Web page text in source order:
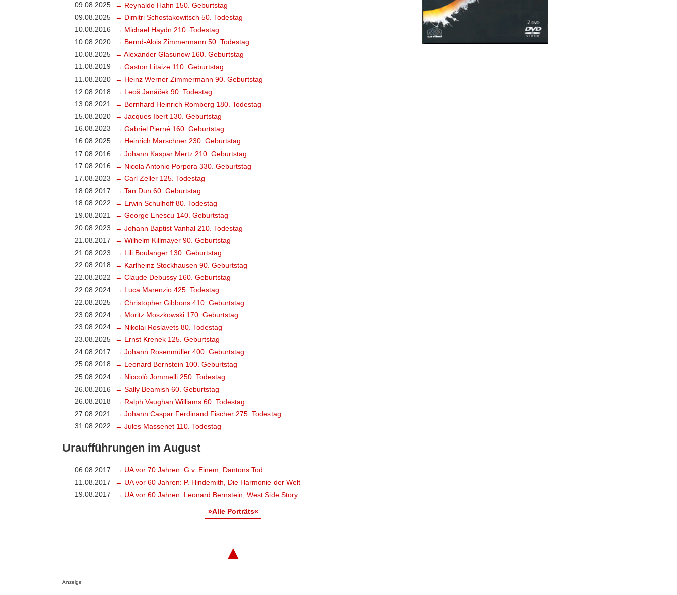
09.08.2025
→ Reynaldo Hahn 150. Geburtstag
09.08.2025
→ Dimitri Schostakowitsch 50. Todestag
10.08.2016
→ Michael Haydn 210. Todestag
10.08.2020
→ Bernd-Alois Zimmermann 50. Todestag
10.08.2025
→ Alexander Glasunow 160. Geburtstag
11.08.2019
→ Gaston Litaize 110. Geburtstag
11.08.2020
→ Heinz Werner Zimmermann 90. Geburtstag
12.08.2018
→ Leoš Janáček 90. Todestag
13.08.2021
→ Bernhard Heinrich Romberg 180. Todestag
15.08.2020
→ Jacques Ibert 130. Geburtstag
16.08.2023
→ Gabriel Pierné 160. Geburtstag
16.08.2025
→ Heinrich Marschner 230. Geburtstag
17.08.2016
→ Johann Kaspar Mertz 210. Geburtstag
17.08.2016
→ Nicola Antonio Porpora 330. Geburtstag
17.08.2023
→ Carl Zeller 125. Todestag
18.08.2017
→ Tan Dun 60. Geburtstag
18.08.2022
→ Erwin Schulhoff 80. Todestag
19.08.2021
→ George Enescu 140. Geburtstag
20.08.2023
→ Johann Baptist Vanhal 210. Todestag
21.08.2017
→ Wilhelm Killmayer 90. Geburtstag
21.08.2023
→ Lili Boulanger 130. Geburtstag
22.08.2018
→ Karlheinz Stockhausen 90. Geburtstag
22.08.2022
→ Claude Debussy 160. Geburtstag
22.08.2024
→ Luca Marenzio 425. Todestag
22.08.2025
→ Christopher Gibbons 410. Geburtstag
23.08.2024
→ Moritz Moszkowski 170. Geburtstag
23.08.2024
→ Nikolai Roslavets 80. Todestag
23.08.2025
→ Ernst Krenek 125. Geburtstag
24.08.2017
→ Johann Rosenmüller 400. Geburtstag
25.08.2018
→ Leonard Bernstein 100. Geburtstag
25.08.2024
→ Niccolò Jommelli 250. Todestag
26.08.2016
→ Sally Beamish 60. Geburtstag
26.08.2018
→ Ralph Vaughan Williams 60. Todestag
27.08.2021
→ Johann Caspar Ferdinand Fischer 275. Todestag
31.08.2022
→ Jules Massenet 110. Todestag
Uraufführungen im August
06.08.2017
→ UA vor 70 Jahren: G.v. Einem, Dantons Tod
11.08.2017
→ UA vor 60 Jahren: P. Hindemith, Die Harmonie der Welt
19.08.2017
→ UA vor 60 Jahren: Leonard Bernstein, West Side Story
»Alle Porträts«
▲
Anzeige